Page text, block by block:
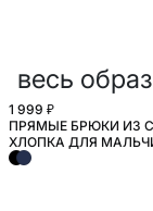
весь образ
ШКОЛА
1 999 ₽
ПРЯМЫЕ БРЮКИ ИЗ
ХЛОПКА ДЛЯ